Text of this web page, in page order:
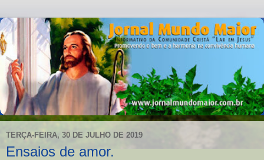
TERÇA-FEIRA, 30 DE JULHO DE 2019
Ensaios de amor.